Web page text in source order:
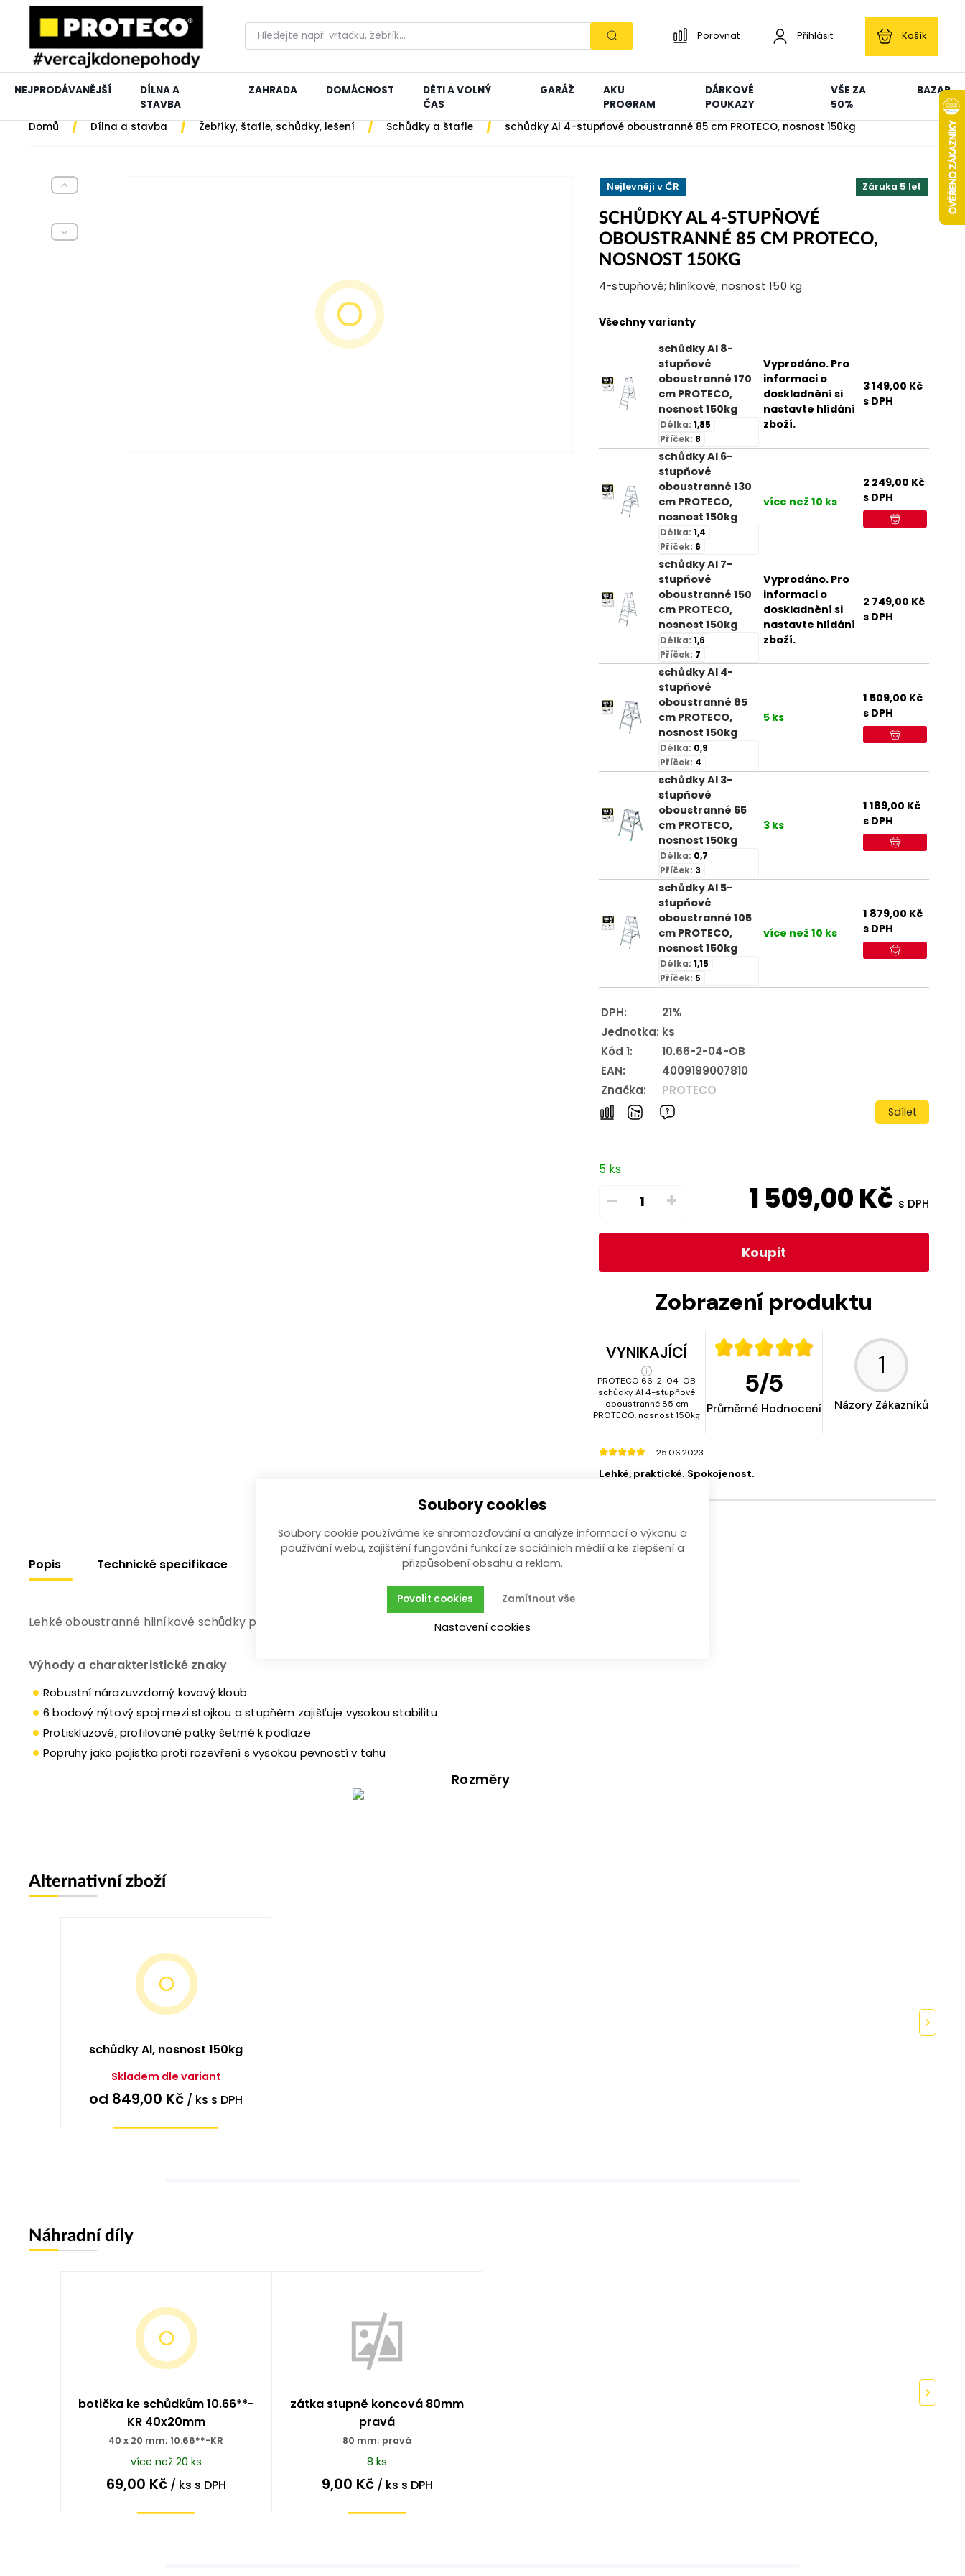
Porovnat Přihlásit Košík
NEJPRODÁVANĚJŠÍ
DÍLNA A
STAVBA
ZAHRADA DOMÁCNOST
DĚTI A VOLNÝ
ČAS
GARÁŽ
AKU
PROGRAM
DÁRKOVÉ
POUKAZY
VŠE ZA
50%
BAZAR
Domů / Dílna a stavba / Žebříky, štafle, schůdky, lešení / Schůdky a štafle / schůdky Al 4-stupňové oboustranné 85 cm PROTECO, nosnost 150kg
Záruka 5 let
Nejlevněji v ČR
SCHŮDKY AL 4-STUPŇOVÉ
OBOUSTRANNÉ 85 CM PROTECO,
NOSNOST 150KG
4-stupňové; hliníkové; nosnost 150 kg
Všechny varianty
schůdky Al 8-
stupňové
oboustranné 170
cm PROTECO,
nosnost 150kg
Délka: 1,85
Příček: 8
Vyprodáno. Pro
informaci o
doskladnění si
nastavte hlídání
zboží.
3 149,00 Kč
s DPH
schůdky Al 6-
stupňové
oboustranné 130
cm PROTECO,
nosnost 150kg
Délka: 1,4
Příček: 6
více než 10 ks
2 249,00 Kč
s DPH
schůdky Al 7-
stupňové
oboustranné 150
cm PROTECO,
nosnost 150kg
Délka: 1,6
Příček: 7
Vyprodáno. Pro
informaci o
doskladnění si
nastavte hlídání
zboží.
2 749,00 Kč
s DPH
schůdky Al 4-
stupňové
oboustranné 85
cm PROTECO,
nosnost 150kg
Délka: 0,9
Příček: 4
5 ks
1 509,00 Kč
s DPH
schůdky Al 3-
stupňové
oboustranné 65
cm PROTECO,
nosnost 150kg
Délka: 0,7
Příček: 3
3 ks
1 189,00 Kč
s DPH
schůdky Al 5-
stupňové
oboustranné 105
cm PROTECO,
nosnost 150kg
Délka: 1,15
Příček: 5
více než 10 ks
1 879,00 Kč
s DPH
DPH:
21%
Jednotka: ks
Kód 1:
10.66-2-04-OB
EAN:
4009199007810
Značka:
PROTECO
Sdílet
5 ks
– + 1 509,00Kč s DPH
Koupit
Zobrazení produktu
VYNIKAJÍCÍ
PROTECO 66-2-04-OB
schůdky Al 4-stupňové
oboustranné 85 cm
PROTECO, nosnost 150kg
5/5
Průměrné Hodnocení
1
Názory Zákazníků
25.06.2023
Lehké, praktické. Spokojenost.
Popis Technické specifikace
Lehké oboustranné hliníkové schůdky pro nejrůznější činnosti.
Výhody a charakteristické znaky
Robustní nárazuvzdorný kovový kloub
6 bodový nýtový spoj mezi stojkou a stupňěm zajišťuje vysokou stabilitu
Protiskluzové, profilované patky šetrné k podlaze
Popruhy jako pojistka proti rozevření s vysokou pevností v tahu
Rozměry
Alternativní zboží
schůdky Al, nosnost 150kg
Skladem dle variant
od 849,00 Kč / ks s DPH
Náhradní díly
botička ke schůdkům 10.66**-
KR 40x20mm
40 x 20 mm; 10.66**-KR
více než 20 ks
69,00 Kč/ ks s DPH
zátka stupně koncová 80mm
pravá
80 mm; pravá
8 ks
9,00 Kč/ ks s DPH
Soubory cookies
Soubory cookie používáme ke shromažďování a analýze informací o výkonu a
používání webu, zajištění fungování funkcí ze sociálních médií a ke zlepšení a
přizpůsobení obsahu a reklam.
Zamítnout vše
Povolit cookies
Nastavení cookies